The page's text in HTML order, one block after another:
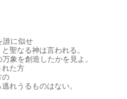
誰に似せ
聖なる神は言われる。
象を創造したかを見よ。
た方
の
れうるものはない。